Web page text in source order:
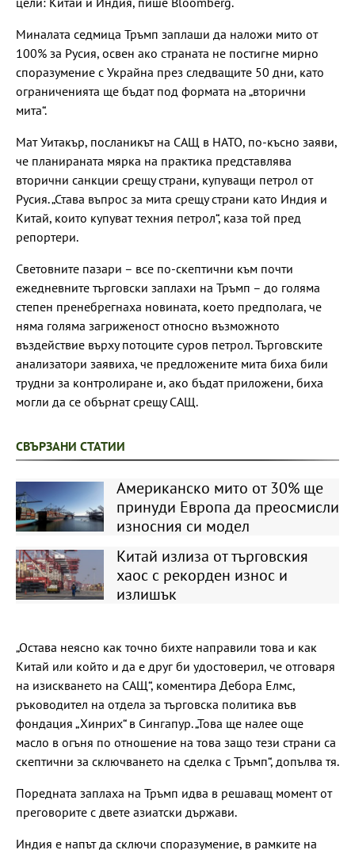
Миналата седмица Тръмп заплаши да наложи мито от
100% за Русия, освен ако страната не постигне мирно
споразумение с Украйна през следващите 50 дни, като
ограниченията ще бъдат под формата на „вторични
мита“.
Мат Уитакър, посланикът на САЩ в НАТО, по-късно заяви,
че планираната мярка на практика представлява
вторични санкции срещу страни, купуващи петрол от
Русия. „Става въпрос за мита срещу страни като Индия и
Китай, които купуват техния петрол“, каза той пред
репортери.
Световните пазари – все по-скептични към почти
ежедневните търговски заплахи на Тръмп – до голяма
степен пренебрегнаха новината, което предполага, че
няма голяма загриженост относно възможното
въздействие върху потоците суров петрол. Търговските
анализатори заявиха, че предложените мита биха били
трудни за контролиране и, ако бъдат приложени, биха
могли да се обърнат срещу САЩ.
СВЪРЗАНИ СТАТИИ
Американско мито от 30% ще
принуди Европа да преосмисли
износния си модел
Китай излиза от търговския
хаос с рекорден износ и
излишък
„Остава неясно как точно бихте направили това и как
Китай или който и да е друг би удостоверил, че отговаря
на изискването на САЩ“, коментира Дебора Елмс,
ръководител на отдела за търговска политика във
фондация „Хинрих“ в Сингапур. „Това ще налее още
масло в огъня по отношение на това защо тези страни са
скептични за сключването на сделка с Тръмп“, допълва тя.
Поредната заплаха на Тръмп идва в решаващ момент от
преговорите с двете азиатски държави.
Индия е напът да сключи споразумение, в рамките на